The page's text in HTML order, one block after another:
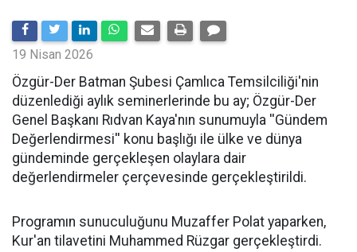
19 Nisan 2026
​Özgür-Der Batman Şubesi Çamlıca Temsilciliği'nin
düzenlediği aylık seminerlerinde bu ay; Özgür-Der
Genel Başkanı Rıdvan Kaya'nın sunumuyla ''Gündem
Değerlendirmesi'' konu başlığı ile ülke ve dünya
gündeminde gerçekleşen olaylara dair
değerlendirmeler çerçevesinde gerçekleştirildi.
Programın sunuculuğunu Muzaffer Polat yaparken,
Kur'an tilavetini Muhammed Rüzgar gerçekleştirdi.